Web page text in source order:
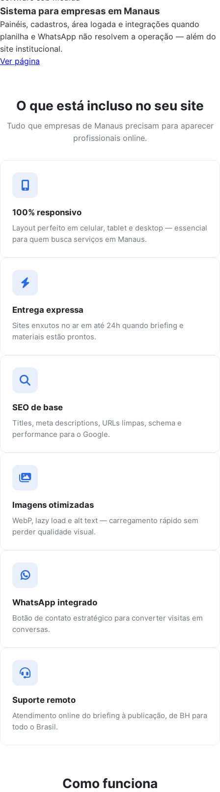
Sistema para empresas em Manaus
Painéis, cadastros, área logada e integrações quando
planilha e WhatsApp não resolvem a operação — além do
site institucional.
Ver página
O que está incluso no seu site
Tudo que empresas de Manaus precisam para aparecer
profissionais online.
100% responsivo
Layout perfeito em celular, tablet e desktop — essencial
para quem busca serviços em Manaus.
Entrega expressa
Sites enxutos no ar em até 24h quando briefing e
materiais estão prontos.
SEO de base
Titles, meta descriptions, URLs limpas, schema e
performance para o Google.
Imagens otimizadas
WebP, lazy load e alt text — carregamento rápido sem
perder qualidade visual.
WhatsApp integrado
Botão de contato estratégico para converter visitas em
conversas.
Suporte remoto
Atendimento online do briefing à publicação, de BH para
todo o Brasil.
Como funciona